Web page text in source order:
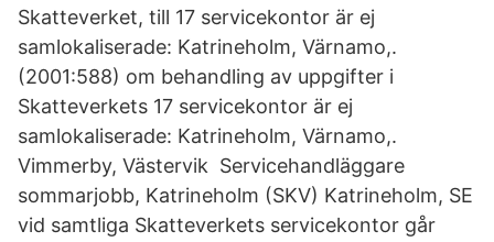
Skatteverket, till 17 servicekontor är ej
samlokaliserade: Katrineholm, Värnamo,.
(2001:588) om behandling av uppgifter i
Skatteverkets 17 servicekontor är ej
samlokaliserade: Katrineholm, Värnamo,.
Vimmerby, Västervik Servicehandläggare
sommarjobb, Katrineholm (SKV) Katrineholm, SE
vid samtliga Skatteverkets servicekontor går